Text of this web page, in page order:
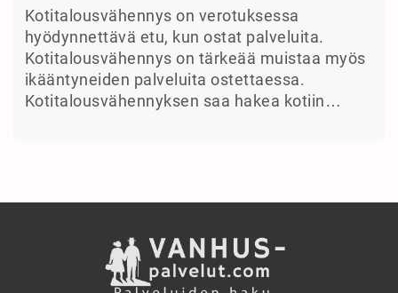
Kotitalousvähennys on verotuksessa
hyödynnettävä etu, kun ostat palveluita.
Kotitalousvähennys on tärkeää muistaa myös
ikääntyneiden palveluita ostettaessa.
Kotitalousvähennyksen saa hakea kotiin…